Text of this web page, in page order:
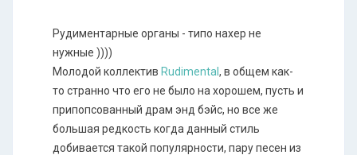
Рудиментарные органы - типо нахер не
нужные ))))
Молодой коллектив Rudimental , в общем как-
то странно что его не было на хорошем, пусть и
припопсованный драм энд бэйс, но все же
большая редкость когда данный стиль
добивается такой популярности, пару песен из